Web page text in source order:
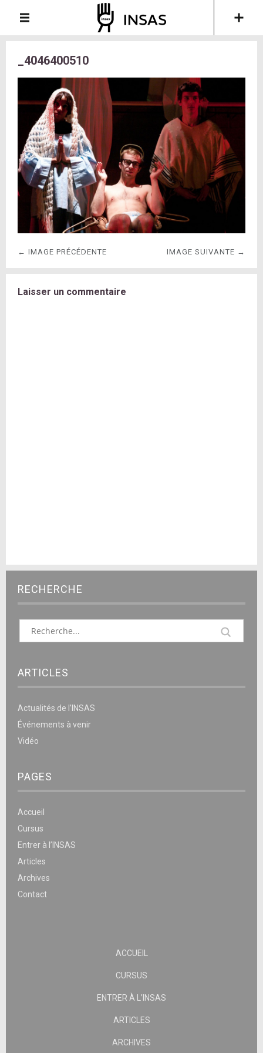
_4046400510
← IMAGE PRÉCÉDENTE IMAGE SUIVANTE →
Laisser un commentaire
RECHERCHE
ARTICLES
Actualités de l’INSAS
Événements à venir
Vidéo
PAGES
Accueil
Cursus
Entrer à l’INSAS
Articles
Archives
Contact
ACCUEIL
CURSUS
ENTRER À L’INSAS
ARTICLES
ARCHIVES